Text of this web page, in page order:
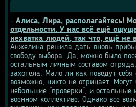
- Алиса, Лира, располагайтесь!
отдельности. У нас всё ещё
нехватка людей, так что, ещё не
Анжелина решила дать вновь
свободу выбора. Да, можно было
остальным личным составом
захотела. Мало ли как поведут себя
возможно, никто не отрицает.
небольшие "проверки", и
военном коллективе. Однако все